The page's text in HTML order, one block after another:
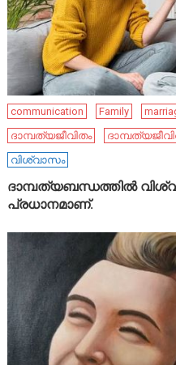
communication Family
ദാമ്പത്യജീവിതം
വിശ്വാസം
ദാമ്പത്യബന്ധത്തിൽ
പ്രധാനമാണ്.